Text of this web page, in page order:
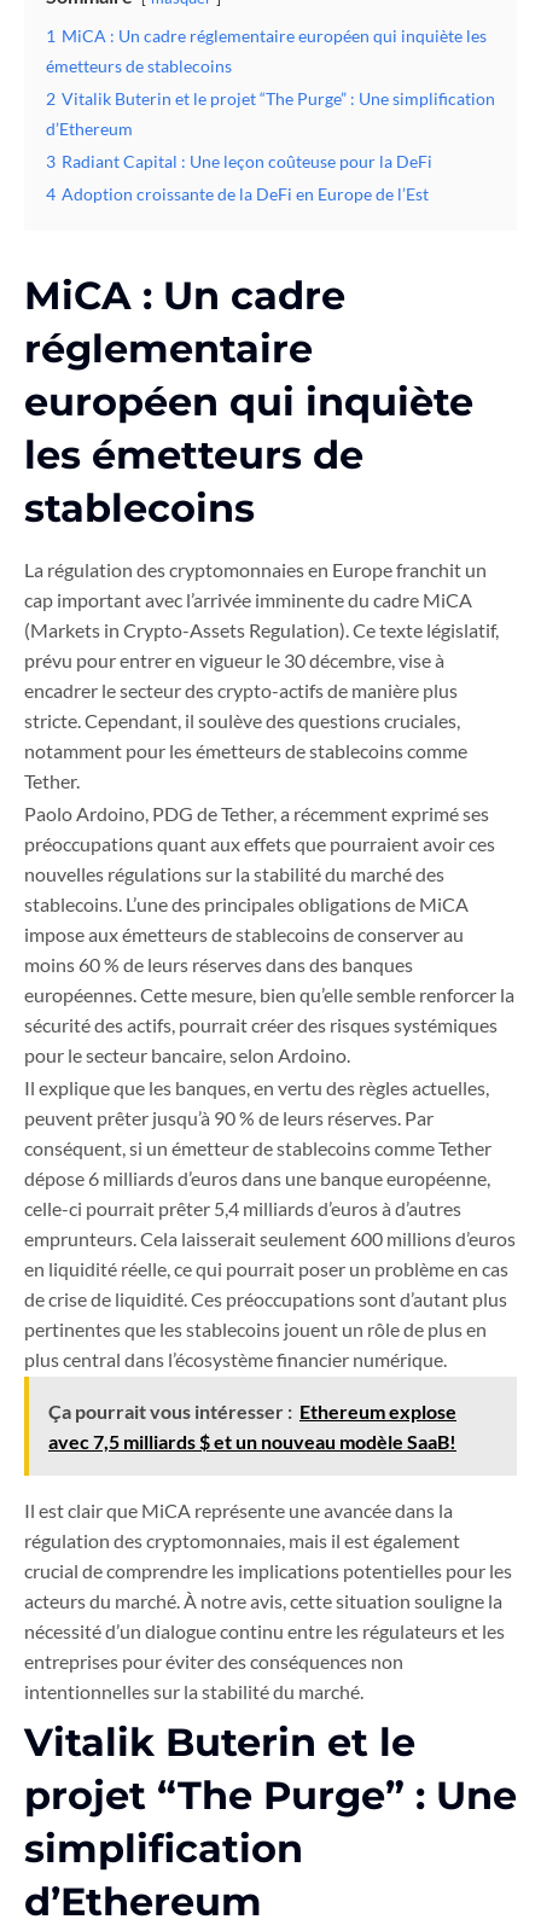
1 MiCA : Un cadre réglementaire européen qui inquiète les
émetteurs de stablecoins
2 Vitalik Buterin et le projet “The Purge” : Une simplification
d’Ethereum
3 Radiant Capital : Une leçon coûteuse pour la DeFi
4 Adoption croissante de la DeFi en Europe de l’Est
MiCA : Un cadre
réglementaire
européen qui inquiète
les émetteurs de
stablecoins
La régulation des cryptomonnaies en Europe franchit un
cap important avec l’arrivée imminente du cadre MiCA
(Markets in Crypto-Assets Regulation). Ce texte législatif,
prévu pour entrer en vigueur le 30 décembre, vise à
encadrer le secteur des crypto-actifs de manière plus
stricte. Cependant, il soulève des questions cruciales,
notamment pour les émetteurs de stablecoins comme
Tether.
Paolo Ardoino, PDG de Tether, a récemment exprimé ses
préoccupations quant aux effets que pourraient avoir ces
nouvelles régulations sur la stabilité du marché des
stablecoins. L’une des principales obligations de MiCA
impose aux émetteurs de stablecoins de conserver au
moins 60 % de leurs réserves dans des banques
européennes. Cette mesure, bien qu’elle semble renforcer la
sécurité des actifs, pourrait créer des risques systémiques
pour le secteur bancaire, selon Ardoino.
Il explique que les banques, en vertu des règles actuelles,
peuvent prêter jusqu’à 90 % de leurs réserves. Par
conséquent, si un émetteur de stablecoins comme Tether
dépose 6 milliards d’euros dans une banque européenne,
celle-ci pourrait prêter 5,4 milliards d’euros à d’autres
emprunteurs. Cela laisserait seulement 600 millions d’euros
en liquidité réelle, ce qui pourrait poser un problème en cas
de crise de liquidité. Ces préoccupations sont d’autant plus
pertinentes que les stablecoins jouent un rôle de plus en
plus central dans l’écosystème financier numérique.
Ça pourrait vous intéresser : Ethereum explose
avec 7,5 milliards $ et un nouveau modèle SaaB!
Il est clair que MiCA représente une avancée dans la
régulation des cryptomonnaies, mais il est également
crucial de comprendre les implications potentielles pour les
acteurs du marché. À notre avis, cette situation souligne la
nécessité d’un dialogue continu entre les régulateurs et les
entreprises pour éviter des conséquences non
intentionnelles sur la stabilité du marché.
Vitalik Buterin et le
projet “The Purge” : Une
simplification
d’Ethereum